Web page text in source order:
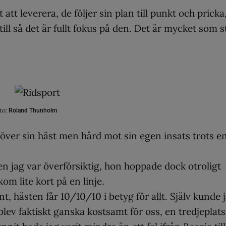
att leverera, de följer sin plan till punkt och pricka,
så det är fullt fokus på den. Det är mycket som
Roland Thunholm
sin häst men hård mot sin egen insats trots
jag var överförsiktig, hon hoppade dock otroligt
lite kort på en linje.
hästen får 10/10/10 i betyg för allt. Själv kunde
faktiskt ganska kostsamt för oss, en tredjeplats